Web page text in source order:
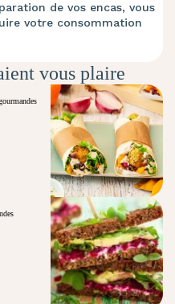
de vos encas, vous
votre consommation
vous plaire